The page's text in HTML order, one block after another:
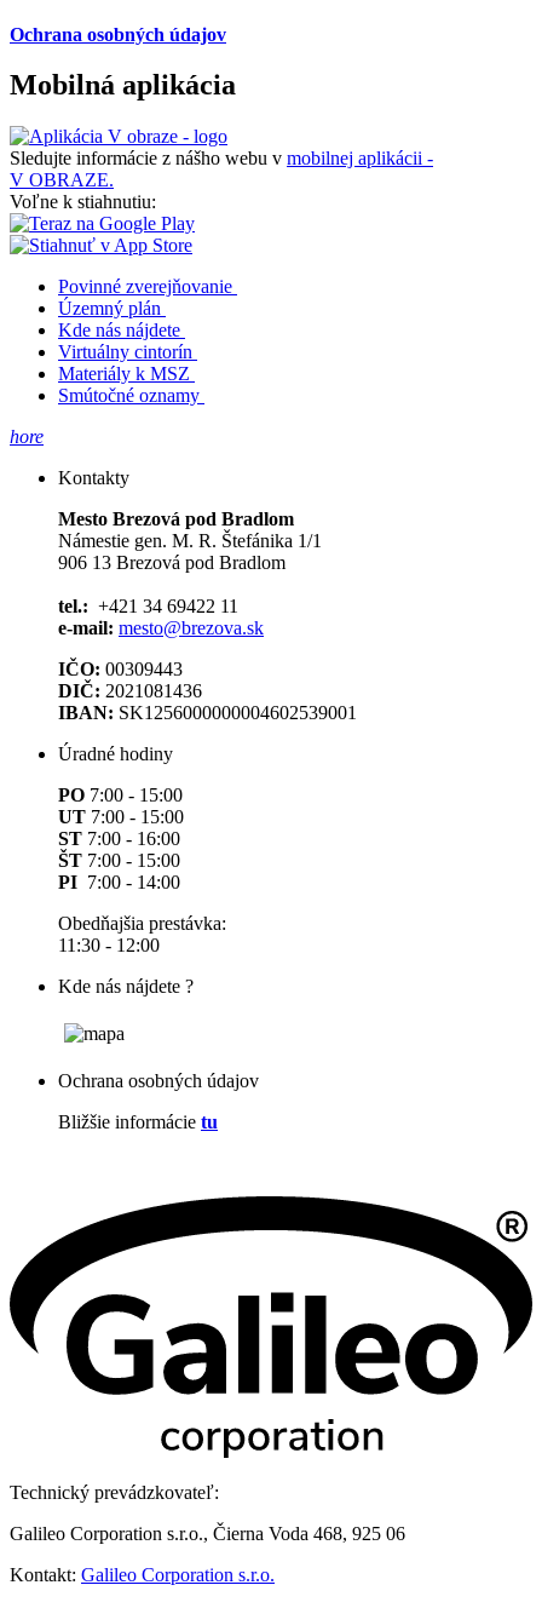
Ochrana osobných údajov
Mobilná aplikácia
Sledujte informácie z nášho webu v mobilnej aplikácii -
V OBRAZE.
Voľne k stiahnutiu:
Povinné zverejňovanie
Územný plán
Kde nás nájdete
Virtuálny cintorín
Materiály k MSZ
Smútočné oznamy
hore
Kontakty
Mesto Brezová pod Bradlom
Námestie gen. M. R. Štefánika 1/1
906 13 Brezová pod Bradlom
tel.: +421 34 69422 11
e-mail: mesto@brezova.sk
IČO: 00309443
DIČ: 2021081436
IBAN: SK1256000000004602539001
Úradné hodiny
PO 7:00 - 15:00
UT 7:00 - 15:00
ST 7:00 - 16:00
ŠT 7:00 - 15:00
PI 7:00 - 14:00
Obedňajšia prestávka:
11:30 - 12:00
Kde nás nájdete ?
Ochrana osobných údajov
Bližšie informácie tu
Technický prevádzkovateľ:
Galileo Corporation s.r.o., Čierna Voda 468, 925 06
Kontakt: Galileo Corporation s.r.o.